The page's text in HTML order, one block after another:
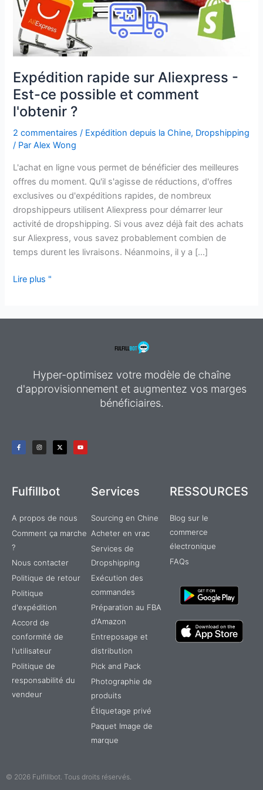
Expédition rapide sur Aliexpress -
Est-ce possible et comment
l'obtenir ?
2 commentaires / Expédition depuis la Chine, Dropshipping
/ ParAlex Wong
L'achat en ligne vous permet de bénéficier des meilleures
offres du moment. Qu'il s'agisse de réductions, d'offres
exclusives ou d'expéditions rapides, de nombreux
dropshippeurs utilisent Aliexpress pour démarrer leur
activité de dropshipping. Si vous avez déjà fait des achats
sur Aliexpress, vous savez probablement combien de
temps durent les livraisons. Néanmoins, il y a [...]
comment
l'obtenir
Lire plus "
Hyper-optimisez votre modèle de chaîne
d'approvisionnement et augmentez vos marges
bénéficiaires.
F
a
c
-
f
I
n
s
m
X
-
t
r
Y
o
u
Fulfillbot
A propos de nous
Comment ça marche
?
Nous contacter
Politique de retour
Politique
d'expédition
Accord de
conformité de
l'utilisateur
Politique de
responsabilité du
vendeur
Services
Sourcing en Chine
Acheter en vrac
Services de
Dropshipping
Exécution des
commandes
Préparation au FBA
d'Amazon
Entreposage et
distribution
Pick and Pack
Photographie de
produits
Étiquetage privé
Paquet Image de
marque
RESSOURCES
Blog sur le
commerce
électronique
FAQs
© 2026 Fulfillbot. Tous droits réservés.
DE